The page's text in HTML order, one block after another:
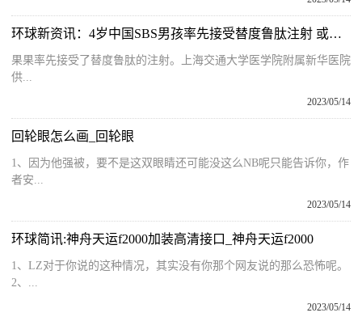
环球新资讯：4岁中国SBS男孩率先接受替度鲁肽注射 或摆脱天天输液获得营养
果果率先接受了替度鲁肽的注射。上海交通大学医学院附属新华医院
供...
2023/05/14
回轮眼怎么画_回轮眼
1、因为他强被，要不是这双眼睛还可能没这么NB呢只能告诉你，作
者安...
2023/05/14
环球简讯:神舟天运f2000加装高清接口_神舟天运f2000
1、LZ对于你说的这种情况，其实没有你那个网友说的那么恐怖呢。
2、...
2023/05/14